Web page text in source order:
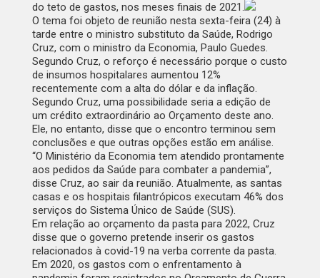
do teto de gastos, nos meses finais de 2021.
O tema foi objeto de reunião nesta sexta-feira (24) à
tarde entre o ministro substituto da Saúde, Rodrigo
Cruz, com o ministro da Economia, Paulo Guedes.
Segundo Cruz, o reforço é necessário porque o custo
de insumos hospitalares aumentou 12%
recentemente com a alta do dólar e da inflação.
Segundo Cruz, uma possibilidade seria a edição de
um crédito extraordinário ao Orçamento deste ano.
Ele, no entanto, disse que o encontro terminou sem
conclusões e que outras opções estão em análise.
“O Ministério da Economia tem atendido prontamente
aos pedidos da Saúde para combater a pandemia”,
disse Cruz, ao sair da reunião. Atualmente, as santas
casas e os hospitais filantrópicos executam 46% dos
serviços do Sistema Único de Saúde (SUS).
Em relação ao orçamento da pasta para 2022, Cruz
disse que o governo pretende inserir os gastos
relacionados à covid-19 na verba corrente da pasta.
Em 2020, os gastos com o enfrentamento à